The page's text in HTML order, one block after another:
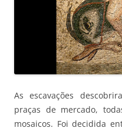
As escavações
praças de mercado,
mosaicos. Foi decidida